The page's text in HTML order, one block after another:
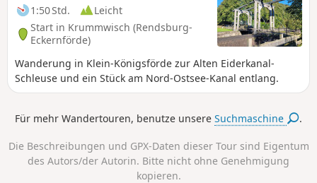
1:50 Std.
Leicht
Start in Krummwisch (Rendsburg-
Eckernförde)
Wanderung in Klein-Königsförde zur Alten Eiderkanal-
Schleuse und ein Stück am Nord-Ostsee-Kanal entlang.
Für mehr Wandertouren, benutze unsereSuchmaschine .
Die Beschreibungen und GPX-Daten dieser Tour sind Eigentum
des Autors/der Autorin. Bitte nicht ohne Genehmigung
kopieren.